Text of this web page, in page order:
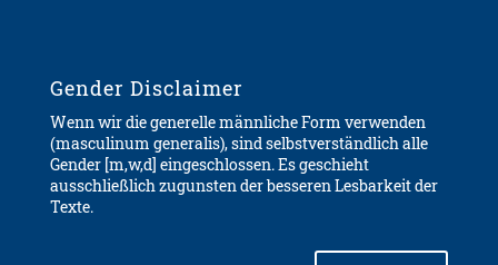
Gender Disclaimer
Wenn wir die generelle männliche Form verwenden
(masculinum generalis), sind selbstverständlich alle
Gender [m,w,d] eingeschlossen. Es geschieht
ausschließlich zugunsten der besseren Lesbarkeit der
Texte.